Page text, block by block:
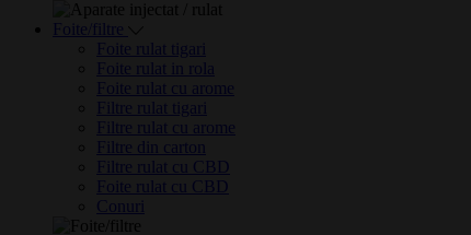
Foite/filtre
Foite rulat tigari
Foite rulat in rola
Foite rulat cu arome
Filtre rulat tigari
Filtre rulat cu arome
Filtre din carton
Filtre rulat cu CBD
Foite rulat cu CBD
Conuri